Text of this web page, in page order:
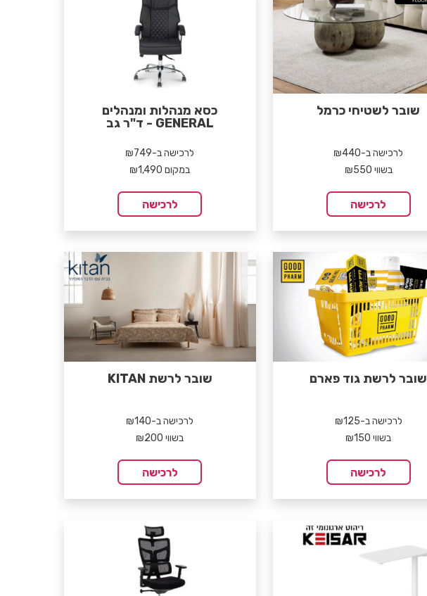
שובר לשטיחי כרמל
לרכישה ב-₪440
בשווי ₪550
לרכישה
כסא מנהלות ומנהלים
GENERAL - ד"ר גב
לרכישה ב-₪749
במקום ₪1,490
לרכישה
שובר לרשת גוד פארם
לרכישה ב-₪125
בשווי ₪150
לרכישה
שובר לרשת KITAN
לרכישה ב-₪140
בשווי ₪200
לרכישה